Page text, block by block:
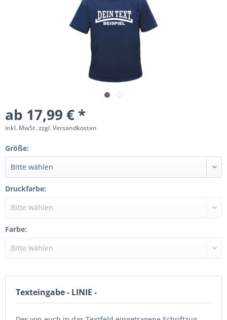
ab 17,99 € *
inkl. MwSt.zzgl. Versandkosten
Größe:
Druckfarbe:
Farbe:
Texteingabe - LINIE -